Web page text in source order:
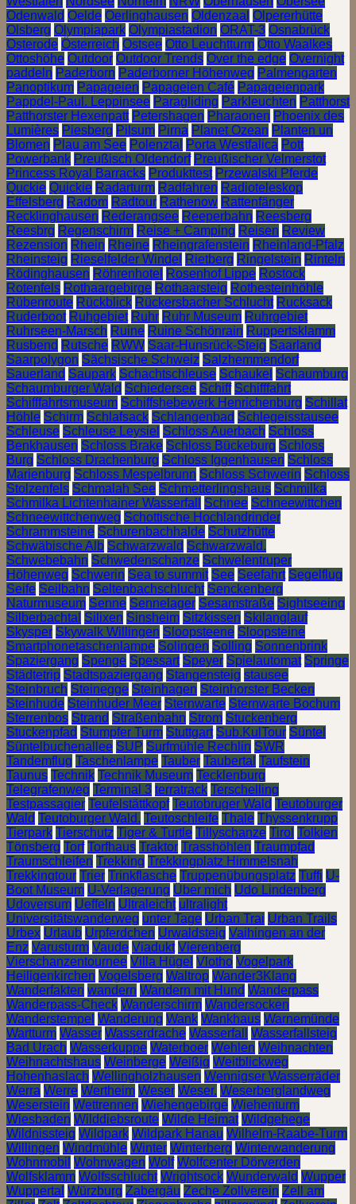
Odenwald Oelde Oerlinghausen Oldenzaal Olpererhütte
Olsberg Olympiapark Olympiastadion ORAT-3 Osnabrück
Osterode Österreich Ostsee Otto Leuchtturm Otto Waalkes
Ottoshöhe Outdoor Outdoor Trends Over the edge Overnight
paddeln Paderborn Paderborner Höhenweg Palmengarten
Panoptikum Papageien Papageien Café Papageienpark
Pappdel-Paul. Leppinsee Paragliding Parkleuchten Patthorst
Patthorster Hexenpatt Petershagen Pharaonen Phoenix des
Lumières Piesberg Pilsum Pirna Planet Ozean Planten un
Blomen Plau am See Polenztal Porta Westfalica Pott
Powerbank Preußisch Oldendorf Preußischer Velmerstot
Princess Royal Barracks Produkttest Przewalski Pferde
Quckie Quickie Radarturm Radfahren Radioteleskop
Effelsberg Radom Radtour Rathenow Rattenfänger
Recklinghausen Rederangsee Reeperbahn Reesberg
Reesbrg Regenschirm Reise + Camping Reisen Review
Rezension Rhein Rheine Rheingrafenstein Rheinland-Pfalz
Rheinsteig Rieselfelder Windel Rietberg Ringelstein Rinteln
Rödinghausen Röhrenhotel Rosenhof Lippe Rostock
Rotenfels Rothaargebirge Rothaarsteig Rothesteinhöhle
Rübenroute Rückblick Rückersbacher Schlucht Rucksack
Ruderboot Ruhgebiet Ruhr Ruhr Museum Ruhrgebiet
Ruhrseen-Marsch Ruine Ruine Schönrain Ruppertsklamm
Rusbend Rutsche RWW Saar-Hunsrück-Steig Saarland
Saarpolygon Sächsische Schweiz Salzhemmendorf
Sauerland Saupark Schachtschleuse Schaukel Schaumburg
Schaumburger Wald Schiedersee Schiff Schifffahrt
Schifffahrtsmuseum Schiffshebewerk Henrichenburg Schillat
Höhle Schirm Schlafsack Schlangenbad Schlegeisstausee
Schleuse Schleuse Leysiel Schloss Auerbach Schloss
Benkhausen Schloss Brake Schloss Bückeburg Schloss
Burg Schloss Drachenburg Schloss Iggenhausen Schloss
Marienburg Schloss Mespelbrunn Schloss Schwerin Schloss
Stolzenfels Schmalah See Schmetterlingshaus Schmilka
Schmilka Lichtenhainer Wasserfall
Schnee Schneewittchen
Schneewittchenweg Schottische Hochlandrinder
Schrammsteine Schurenbachhalde Schutzhütte
Schwäbische Alb Schwarzwald Schwarzwald.
Schwebebahn Schwedenschanze Schwelentruper
Höhenweg Schwerin Sea to summit See Seefahrt Segelflug
Seife Seilbahn Seltenbachschlucht Senckenberg
Naturmuseum Senne Sennelager Sesamstraße Sightseeing
Silberbachtal Silixen Sinsheim Sitzkissen Skilanglauf
Skysper Skywalk Willingen Sloopsteene Sloopsteine
Smartphonetaschenlampe Solingen Solling Sonnenbrink
Spaziergang Spenge Spessart Speyer Spielautomat Springe
Städtetrip Stadtspaziergang Stangensteig stausee
Steinbruch Steinegge Steinhagen Steinhorster Becken
Steinhude Steinhuder Meer Sternwarte Sternwarte Bochum
Sterrenbos Strand Straßenbahn Strom Stuckenberg
Stuckenpfad Stumpfer Turm Stuttgart Sub.KulTour Süntel
Süntelbuchenallee SUP Surfmühle Rechlin SWR
Tandemflug Taschenlampe Tauber Taubertal Taufstein
Taunus Technik Technik Museum Tecklenburg
Telegrafenweg Terminal 3 terratrack Terschelling
Testpassagier Teufelstättkopf Teutobruger Wald Teutoburger
Wald Teutoburger Wald. Teutoschleife Thale Thyssenkrupp
Tierpark Tierschutz Tiger & Turtle Tillyschanze Tirol Tolkien
Tönsberg Torf Torfhaus Traktor Trasshöhlen Traumpfad
Traumschleifen Trekking Trekkingplatz Himmelsnah
Trekkingtour Trier Trinkflasche Truppenübungsplatz Tuffi U-
Boot Museum U-Verlagerung Über mich Udo Lindenberg
Udoversum Ueffeln Ultraleicht ultralight
Universitätswanderweg unter Tage Urban Trai Urban Trails
Urbex Urlaub Urpferdchen Urwaldsteig Vaihingen an der
Enz Varusturm Vaude Viadukt Vierenberg
Vierschanzentournee Villa Hügel Vlotho Vogelpark
Heiligenkirchen Vogelsberg Waltrop Wander3Klang
Wanderfakten wandern Wandern mit Hund Wanderpass
Wanderpass-Check Wanderschirm Wandersocken
Wanderstempel Wanderung Wank Wankhaus Warnemünde
Wartturm Wasser Wasserdrache Wasserfall
Wasserfallsteig
Bad Urach Wasserkuppe Waterboer Wehlen Weihnachten
Weihnachtshaus Weinberge Weißig Weitblickweg
Hohenhaslach Wellingholzhausen Wennigser Wasserräder
Werra Werre Wertheim Weser Weser. Weserberglandweg
Weserstein Wettrennen Wiehengebirge Wiehenturm
Wiesbaden Wilddiebsroute Wilde Heimat Wildgehege
Wildnissteig Wildpark Wildpark Hanau Wilhelm-Raabe-Turm
Willingen Windmühle Winter Winterberg Winterwanderung
Wohnmobil Wohnwagen Wolf Wolfcenter Dörverden
Wolfsklamm Wolfsschlucht Wrightsock Wunderwald Wupper
Wuppertal Würzburg Zabergäu Zeche Zollverein Zell am